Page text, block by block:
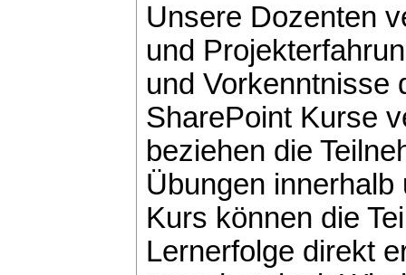
Unsere Dozenten
und
und Vorkenntnisse
SharePoint Kurse
beziehen die
Übungen
Kurs können die
Lernerfolge direkt